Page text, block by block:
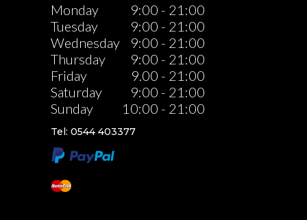
Monday
9:00 - 21:00
Tuesday
9:00 - 21:00
Wednesday
9:00 - 21:00
Thursday
9:00 - 21:00
Friday
9.00 - 21:00
Saturday
9:00 - 21:00
Sunday
10:00 - 21:00
Tel: 0544 403377